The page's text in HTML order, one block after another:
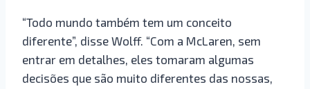
“Todo mundo também tem um conceito
diferente”, disse Wolff. “Com a McLaren, sem
entrar em detalhes, eles tomaram algumas
decisões que são muito diferentes das nossas,